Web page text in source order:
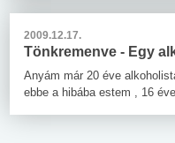
2009.12.17.
Tönkremenve - Egy
Anyám már 20 éve
ebbe a hibába estem , 16